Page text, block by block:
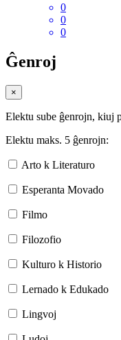
0
0
0
Ĝenroj
×
Elektu sube ĝenrojn, kiuj
Elektu maks. 5 ĝenrojn:
Arto k Literaturo
Esperanta Movado
Filmo
Filozofio
Kulturo k Historio
Lernado k Edukado
Lingvoj